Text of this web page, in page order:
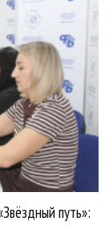
путь»: